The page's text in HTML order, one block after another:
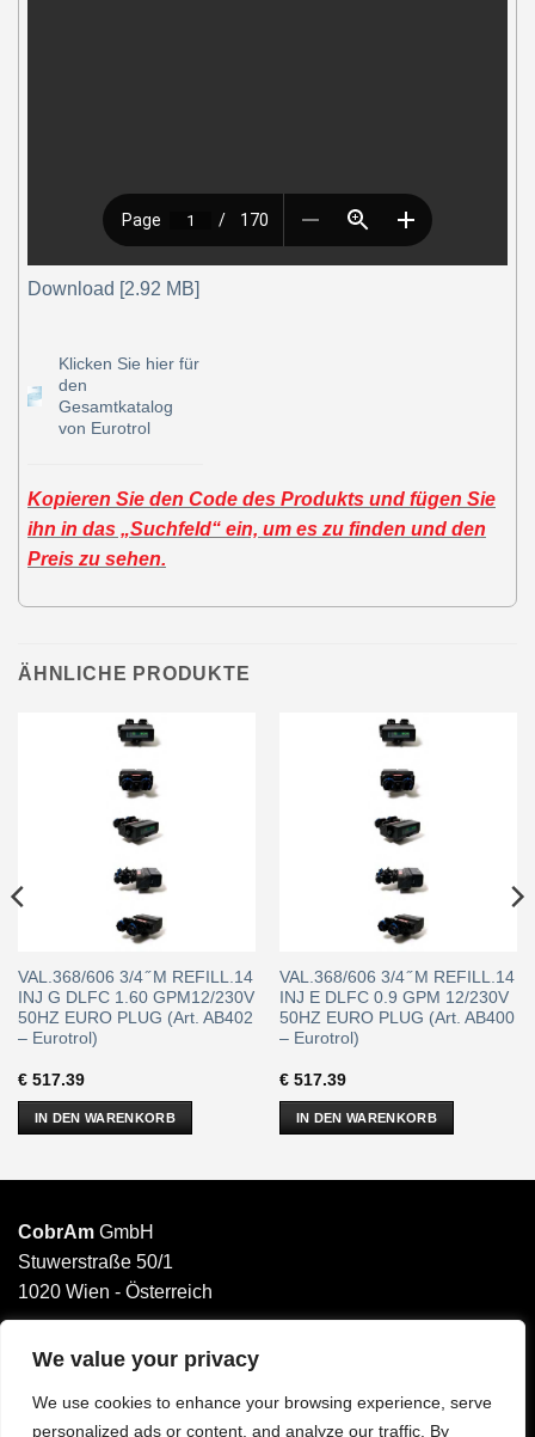
We value your privacy
We use cookies to enhance your browsing experience, serve
personalized ads or content, and analyze our traffic. By
Download [2.92 MB]
Klicken Sie hier für
den
Gesamtkatalog
von Eurotrol
Kopieren Sie den Code des Produkts und fügen Sie
ihn in das „Suchfeld“ ein, um es zu finden und den
Preis zu sehen.
ÄHNLICHE PRODUKTE
VAL.368/606 3/4 ̋ M REFILL.14
INJ G DLFC 1.60 GPM12/230V
50HZ EURO PLUG (Art. AB402
– Eurotrol)
€517.39
IN DEN WARENKORB
VAL.368/606 3/4 ̋ M REFILL.14
INJ E DLFC 0.9 GPM 12/230V
50HZ EURO PLUG (Art. AB400
– Eurotrol)
€517.39
IN DEN WARENKORB
CobrAm GmbH
Stuwerstraße 50/1
1020 Wien - Österreich
______________________
Email: office@cobram.gmbh
Impressum